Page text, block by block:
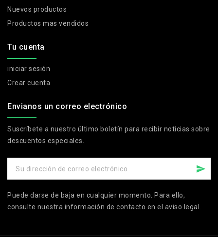
Nuevos productos
Productos mas vendidos
Tu cuenta
iniciar sesión
Crear cuenta
Envianos un correo electrónico
Suscríbete a nuestro último boletín para recibir noticias sobre
descuentos especiales.
Puede darse de baja en cualquier momento. Para ello,
consulte nuestra información de contacto en el aviso legal.